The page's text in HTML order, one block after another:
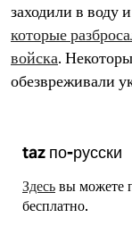
заходили в
которые
войска.
обезвреживали
taz по-русски
Здесьвы можете
бесплатно.